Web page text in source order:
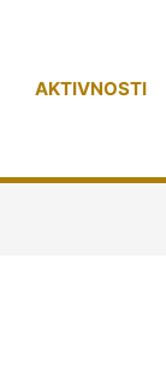
AKTIVNOSTI